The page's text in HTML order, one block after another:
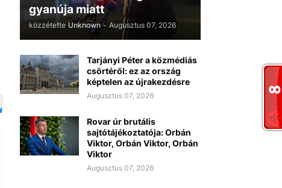
gyanúja miatt
közzétette Unknown - Augusztus 07, 2026
Tarjányi Péter a közmédiás
csörtéről: ez az ország
képtelen az újrakezdésre
Augusztus 07, 2026
Rovar úr brutális
sajtótájékoztatója: Orbán
Viktor, Orbán Viktor, Orbán
Viktor
Augusztus 07, 2026